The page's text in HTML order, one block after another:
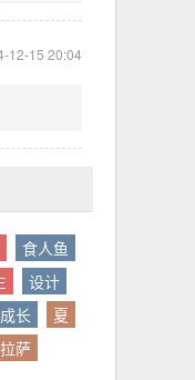
和马斯克
你不需
为的自
正的差
间活成
提醒：
。
食人鱼
设计